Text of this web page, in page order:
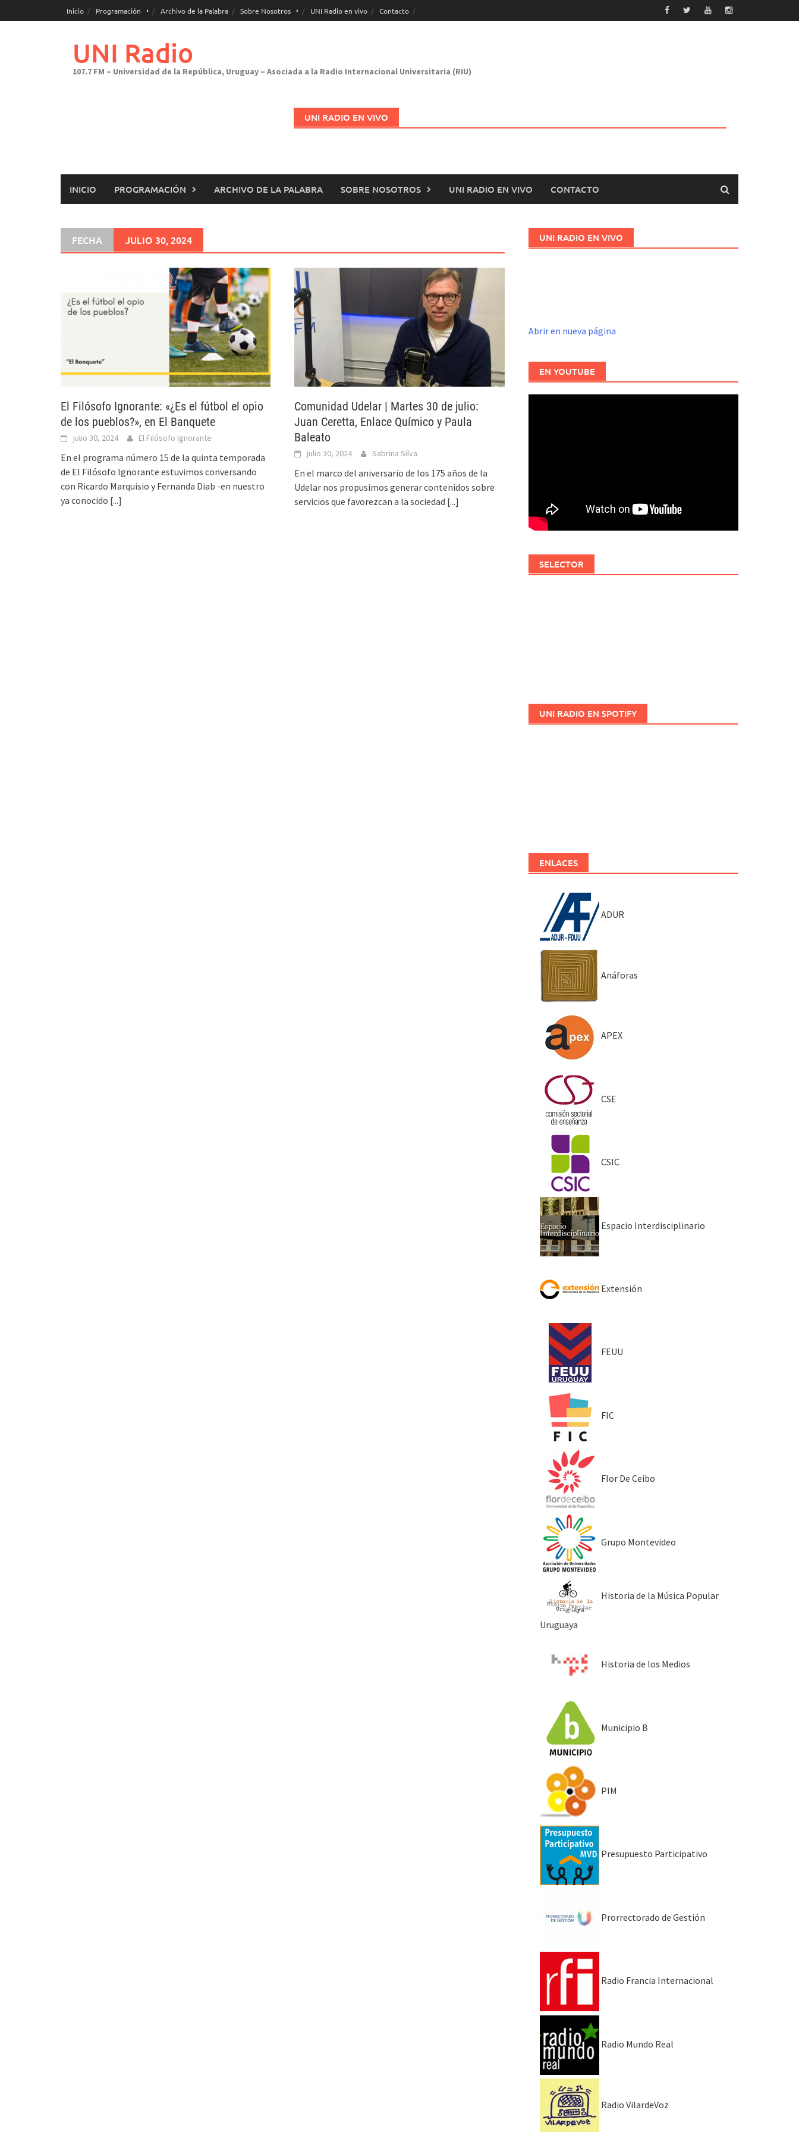
al
Inicio Programación Archivo de la Palabra Sobre Nosotros UNI Radio en vivo Contacto
UNI Radio
107.7 FM – Universidad de la República, Uruguay – Asociada a la Radio Internacional Universitaria (RIU)
UNI RADIO EN VIVO
INICIO PROGRAMACIÓN ARCHIVO DE LA PALABRA SOBRE NOSOTROS UNI RADIO EN VIVO CONTACTO
FECHA JULIO 30, 2024
El Filósofo Ignorante: «¿Es el fútbol el opio
de los pueblos?», en El Banquete
julio 30, 2024 El Filósofo Ignorante
En el programa número 15 de la quinta temporada
de El Filósofo Ignorante estuvimos conversando
con Ricardo Marquisio y Fernanda Diab -en nuestro
ya conocido [...]
Comunidad Udelar | Martes 30 de julio:
Juan Ceretta, Enlace Químico y Paula
Baleato
julio 30, 2024 Sabrina Silva
En el marco del aniversario de los 175 años de la
Udelar nos propusimos generar contenidos sobre
servicios que favorezcan a la sociedad [...]
UNI RADIO EN VIVO
Abrir en nueva página
EN YOUTUBE
SELECTOR
UNI RADIO EN SPOTIFY
ENLACES
ADUR
Anáforas
APEX
CSE
CSIC
Espacio Interdisciplinario
Extensión
FEUU
FIC
Flor De Ceibo
Grupo Montevideo
Historia de la Música Popular
Uruguaya
Historia de los Medios
Municipio B
PIM
Presupuesto Participativo
Prorrectorado de Gestión
Radio Francia Internacional
Radio Mundo Real
Radio VilardeVoz